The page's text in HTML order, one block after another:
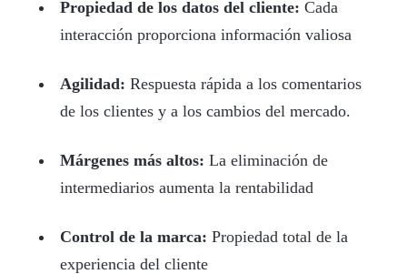
Propiedad de los datos del cliente: Cada
interacción proporciona información valiosa
Agilidad: Respuesta rápida a los comentarios
de los clientes y a los cambios del mercado.
Márgenes más altos: La eliminación de
intermediarios aumenta la rentabilidad
Control de la marca: Propiedad total de la
experiencia del cliente